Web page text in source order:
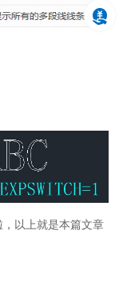
以上就是本篇文章